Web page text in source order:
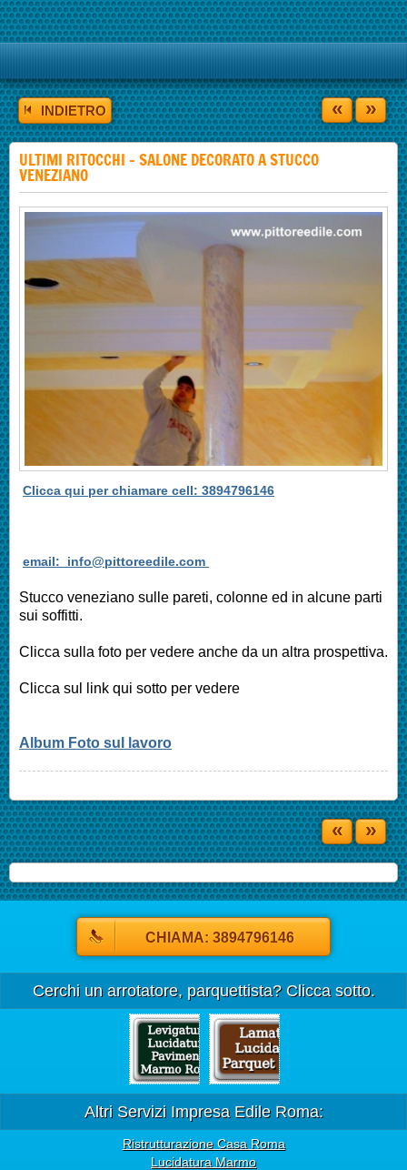
INDIETRO « »
ULTIMI RITOCCHI - SALONE DECORATO A STUCCO
VENEZIANO
Clicca qui per chiamare cell: 3894796146
email: info@pittoreedile.com
Stucco veneziano sulle pareti, colonne ed in alcune parti
sui soffitti.
Clicca sulla foto per vedere anche da un altra prospettiva.
Clicca sul link qui sotto per vedere
Album Foto sul lavoro
« »
CHIAMA: 3894796146
Cerchi un arrotatore, parquettista? Clicca sotto.
Altri Servizi Impresa Edile Roma:
Ristrutturazione Casa Roma
Lucidatura Marmo